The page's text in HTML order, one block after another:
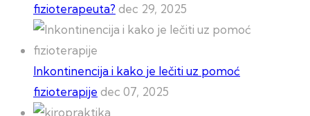
fizioterapeuta? dec 29, 2025
Inkontinencija i kako je lečiti uz pomoć
fizioterapije dec 07, 2025